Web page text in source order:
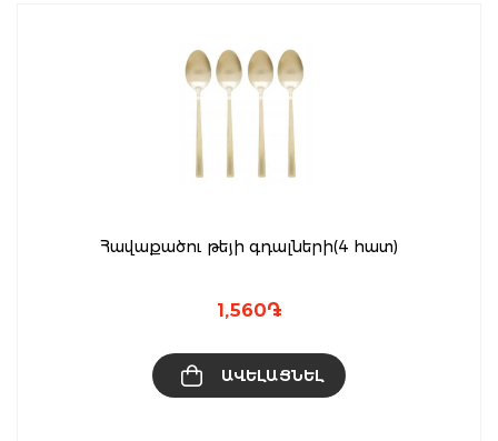
Հավաքածու թեյի գդալների(4 հատ)
1,560֏
ԱՎԵԼԱՑՆԵԼ